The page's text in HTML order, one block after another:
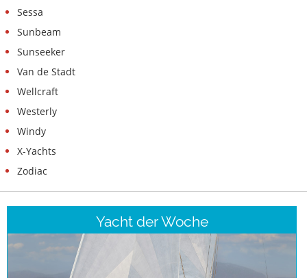
Sessa
Sunbeam
Sunseeker
Van de Stadt
Wellcraft
Westerly
Windy
X-Yachts
Zodiac
Yacht der Woche